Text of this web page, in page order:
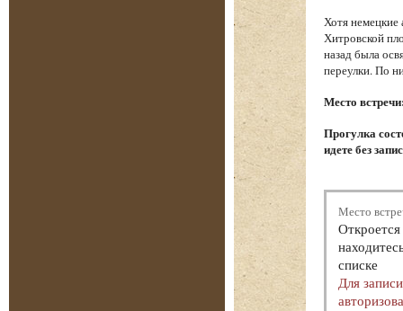
Хотя немецкие
Хитровской
назад была
переулки. По
Место
Прогулка
идете без
Место
списке
Для